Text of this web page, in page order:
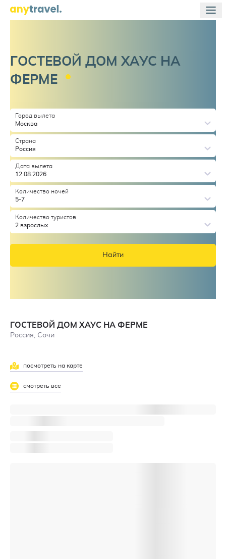
ГОСТЕВОЙ ДОМ ХАУС НА
ФЕРМЕ
Город вылета
Москва
Страна
Россия
Дата вылета
12.08.2026
Количество ночей
5-7
Количество туристов
2 взрослых
Найти
ГОСТЕВОЙ ДОМ ХАУС НА ФЕРМЕ
Россия, Сочи
посмотреть на карте
смотреть все